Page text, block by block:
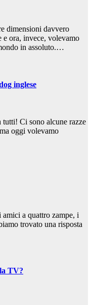
dimensioni davvero
e ora, invece, volevamo
in assoluto.…
inglese
Ci sono alcune razze
oggi volevamo
a quattro zampe, i
trovato una risposta
TV?